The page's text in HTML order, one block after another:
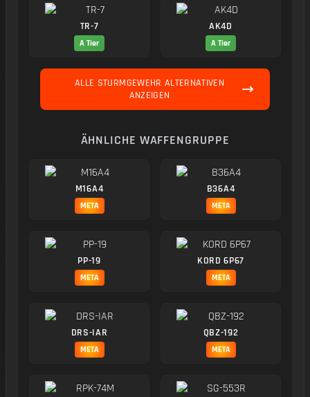
TR-7
A Tier
AK4D
A Tier
ALLE STURMGEWEHR ALTERNATIVEN
ANZEIGEN
ÄHNLICHE WAFFENGRUPPE
M16A4
META
B36A4
META
PP-19
META
KORD 6P67
META
DRS-IAR
META
QBZ-192
META